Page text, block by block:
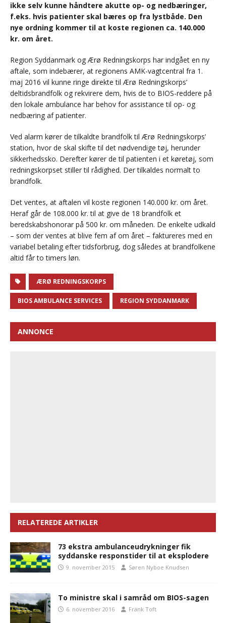
ikke selv kunne håndtere akutte op- og nedbæringer,
f.eks. hvis patienter skal bæres op fra lystbåde. Den
nye ordning kommer til at koste regionen ca. 140.000
kr. om året.
Region Syddanmark og Ærø Redningskorps har indgået en ny
aftale, som indebærer, at regionens AMK-vagtcentral fra 1.
maj 2016 vil kunne ringe direkte til Ærø Redningskorps’
deltidsbrandfolk og rekvirere dem, hvis de to BIOS-reddere på
den lokale ambulance har behov for assistance til op- og
nedbæring af patienter.
Ved alarm kører de tilkaldte brandfolk til Ærø Redningskorps’
station, hvor de skal skifte til det nødvendige tøj, herunder
sikkerhedssko. Derefter kører de til patienten i et køretøj, som
redningskorpset stiller til rådighed. Der tilkaldes normalt to
brandfolk.
Det ventes, at aftalen vil koste regionen 140.000 kr. om året.
Heraf går de 108.000 kr. til at give de 18 brandfolk et
beredskabshonorar på 500 kr. om måneden. De enkelte udkald
– som der ventes at blive fem af om året – faktureres med en
variabel betaling efter tidsforbrug, dog således at brandfolkene
altid får to timers løn.
ÆRØ REDNINGSKORPS
BIOS AMBULANCE SERVICES REGION SYDDANMARK
ANNONCE
RELATEREDE ARTIKLER
73 ekstra ambulanceudrykninger fik
syddanske responstider til at eksplodere
9. november 2015 Søren Nyboe Knudsen
To ministre skal i samråd om BIOS-sagen
6. november 2016 Frank Toft